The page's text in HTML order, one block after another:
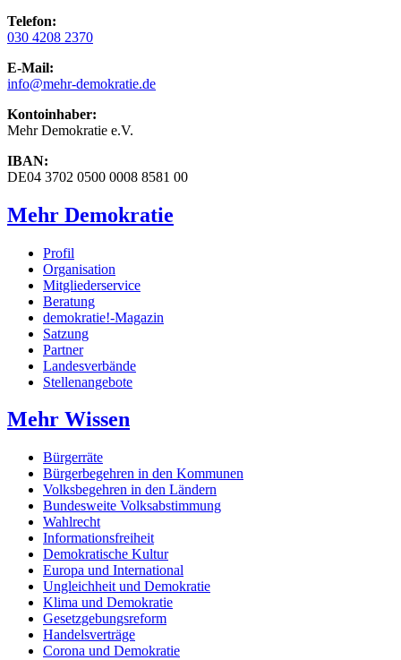
Telefon:
030 4208 2370
E-Mail:
info@mehr-demokratie.de
Kontoinhaber:
Mehr Demokratie e.V.
IBAN:
DE04 3702 0500 0008 8581 00
Mehr Demokratie
Profil
Organisation
Mitgliederservice
Beratung
demokratie!-Magazin
Satzung
Partner
Landesverbände
Stellenangebote
Mehr Wissen
Bürgerräte
Bürgerbegehren in den Kommunen
Volksbegehren in den Ländern
Bundesweite Volksabstimmung
Wahlrecht
Informationsfreiheit
Demokratische Kultur
Europa und International
Ungleichheit und Demokratie
Klima und Demokratie
Gesetzgebungsreform
Handelsverträge
Corona und Demokratie